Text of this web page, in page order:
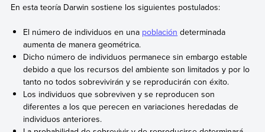
En esta teoría Darwin sostiene los siguientes postulados:
El número de individuos en una población determinada
aumenta de manera geométrica.
Dicho número de individuos permanece sin embargo estable
debido a que los recursos del ambiente son limitados y por lo
tanto no todos sobrevivirán y se reproducirán con éxito.
Los individuos que sobreviven y se reproducen son
diferentes a los que perecen en variaciones heredadas de
individuos anteriores.